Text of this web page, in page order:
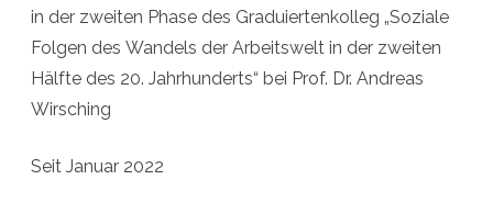
in der zweiten Phase des Graduiertenkolleg „Soziale
Folgen des Wandels der Arbeitswelt in der zweiten
Hälfte des 20. Jahrhunderts“ bei Prof. Dr. Andreas
Wirsching
Seit Januar 2022